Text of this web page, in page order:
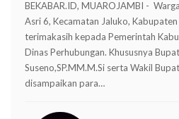
BEKABAR.ID, MUAROJAMBI -
Asri 6, Kecamatan Jaluko,
terimakasih kepada Pemerintah
Dinas Perhubungan. Khususnya
Suseno,SP.MM.M.Si serta Wakil
disampaikan para…